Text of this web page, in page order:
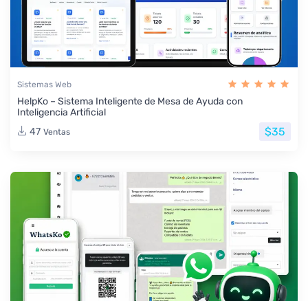
Sistemas Web
HelpKo – Sistema Inteligente de Mesa de Ayuda con
Inteligencia Artificial
47 Ventas $35